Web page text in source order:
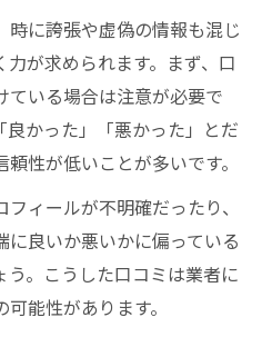
ブログの事例を読み解く
と本音を見抜くコツ
嘘に惑わされない見極め
ぶっちゃけ評判の注意点
本音と建前の違いを知る
フの本音投稿を検証する
に誇張や虚偽の情報も混じ
が求められます。まず、口
ている場合は注意が必要で
かった」「悪かった」とだ
性が低いことが多いです。
ィールが不明確だったり、
良いか悪いかに偏っている
。こうした口コミは業者に
能性があります。